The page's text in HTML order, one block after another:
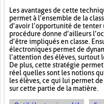
Les avantages de cette
permet à l’ensemble de la
d’avoir l’opportunité de tenter
procédure donne d’ailleurs
d’être impliqués en classe.
électroniques permet de
l’attention des élèves, surtout
De plus, cette stratégie
réel quelles sont les notions
les élèves, ce qui lui permet
sur cette partie de la matière.